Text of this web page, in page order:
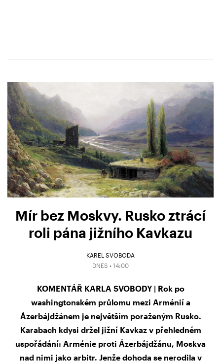
Mír bez Moskvy. Rusko ztrácí
roli pána jižního Kavkazu
KAREL SVOBODA
DNES • 14:00
KOMENTÁŘ KARLA SVOBODY | Rok po
washingtonském průlomu mezi Arménií a
Ázerbájdžánem je největším poraženým Rusko.
Karabach kdysi držel jižní Kavkaz v přehledném
uspořádání: Arménie proti Ázerbájdžánu, Moskva
nad nimi jako arbitr. Jenže dohoda se nerodila v